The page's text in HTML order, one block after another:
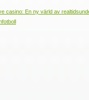
casino: En ny värld av